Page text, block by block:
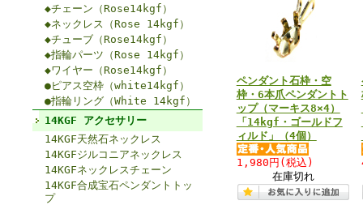
◆チェーン（Rose14kgf）
◆ネックレス（Rose 14kgf）
◆チューブ（Rose14kgf）
◆指輪パーツ（Rose 14kgf）
◆ワイヤー（Rose14kgf）
●ピアス空枠（white14kgf）
●指輪リング（White 14kgf）
14KGF アクセサリー
14KGF天然石ネックレス
14KGFジルコニアネックレス
14KGFネックレスチェーン
14KGF合成宝石ペンダントトッ
プ
ペンダント石枠・空
枠・6本爪ペンダントト
ップ（マーキス8×4）
「14kgf・ゴールドフ
ィルド」（4個）
1,980円 (税込)
在庫切れ